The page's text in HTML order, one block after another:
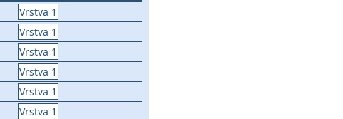
Vrstva 1
Vrstva 1
Vrstva 1
Vrstva 1
Vrstva 1
Vrstva 1